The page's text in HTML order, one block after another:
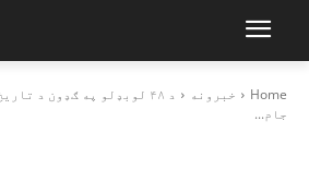
Home خبرونه
د ۴۸ لوبډلو په ګډون د
جام...